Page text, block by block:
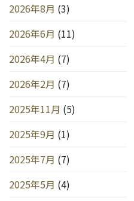
2026年8月 (3)
2026年6月 (11)
2026年4月 (7)
2026年2月 (7)
2025年11月 (5)
2025年9月 (1)
2025年7月 (7)
2025年5月 (4)